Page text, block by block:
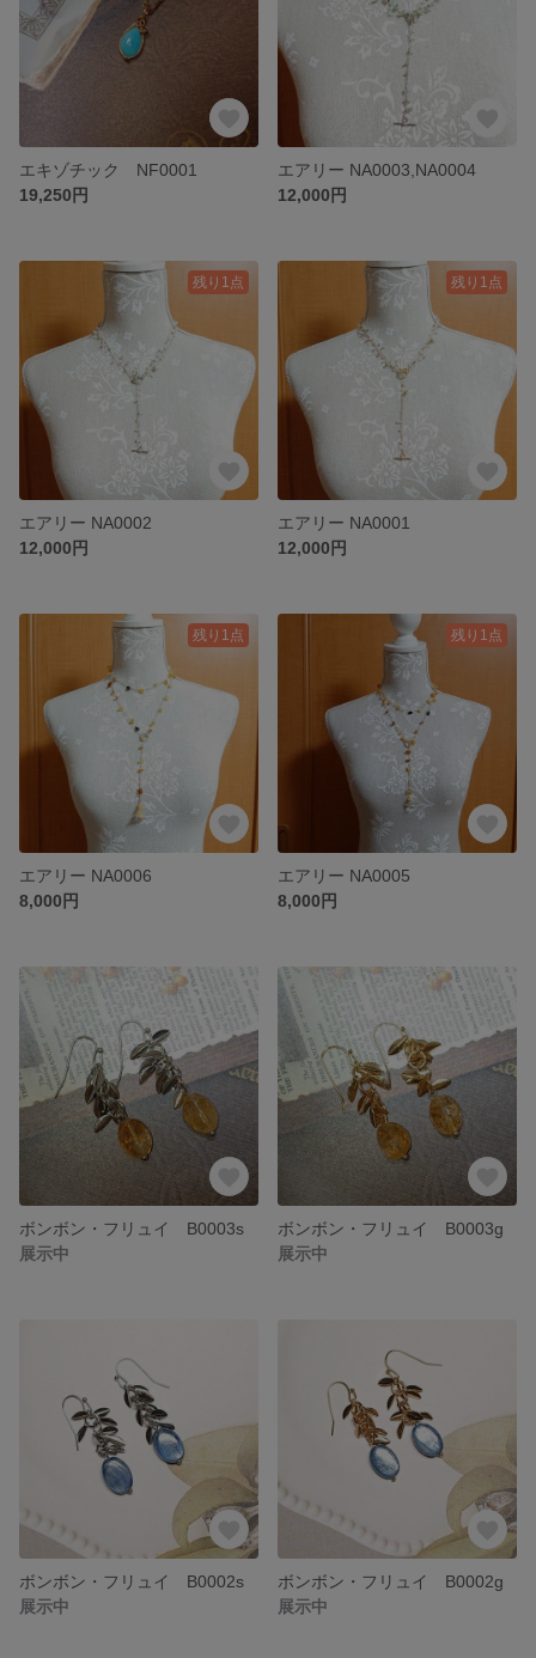
エキゾチック NF0001
19,250円
エアリー NA0003,NA0004
12,000円
残り1点
エアリー NA0002
12,000円
残り1点
エアリー NA0001
12,000円
残り1点
エアリー NA0006
8,000円
残り1点
エアリー NA0005
8,000円
ボンボン・フリュイ B0003s
展示中
ボンボン・フリュイ B0003g
展示中
ボンボン・フリュイ B0002s
展示中
ボンボン・フリュイ B0002g
展示中